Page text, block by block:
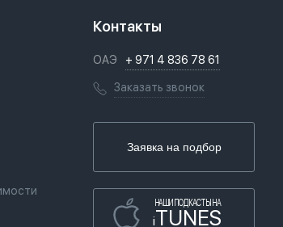
Контакты
ОАЭ + 971 4 836 78 61
Заказать звонок
Заявка на подбор
НАШИ ПОДКАСТЫ НА
iTUNES